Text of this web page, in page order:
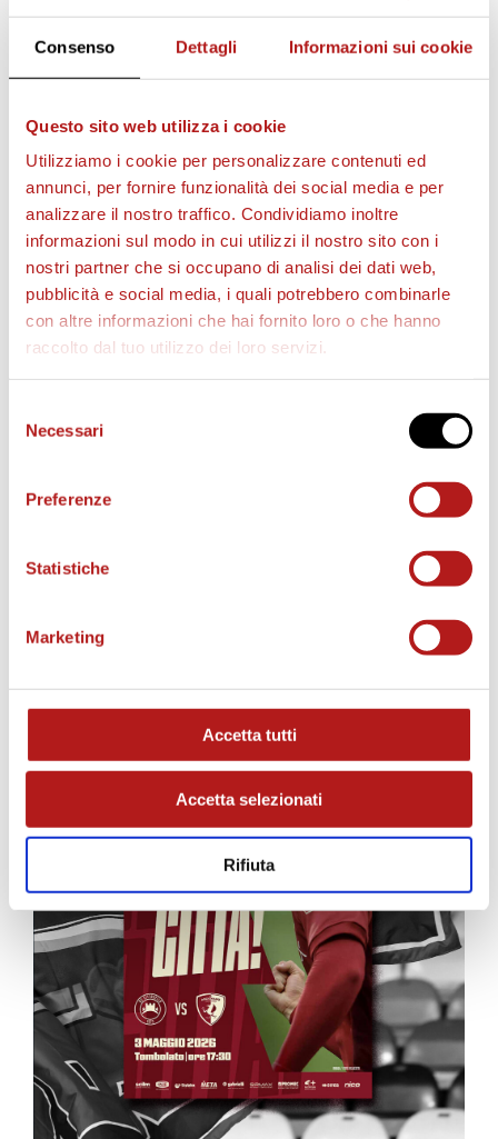
Consenso Dettagli Informazioni sui cookie
Questo sito web utilizza i cookie
Utilizziamo i cookie per personalizzare contenuti ed
annunci, per fornire funzionalità dei social media e per
analizzare il nostro traffico. Condividiamo inoltre
informazioni sul modo in cui utilizzi il nostro sito con i
nostri partner che si occupano di analisi dei dati web,
pubblicità e social media, i quali potrebbero combinarle
con altre informazioni che hai fornito loro o che hanno
raccolto dal tuo utilizzo dei loro servizi.
delNecessari
Preferenze
Statistiche
Marketing
Accetta tutti
Accetta selezionati
Rifiuta
l
v
i
d
AS CITTADELLA STORE
MATCH PROGRAM